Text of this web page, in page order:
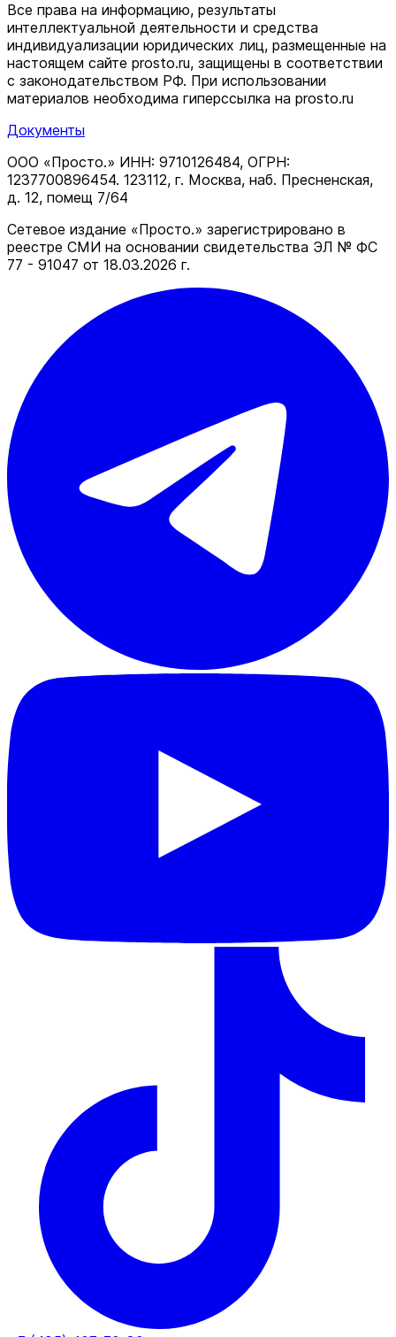
Все права на информацию, результаты
интеллектуальной деятельности и средства
индивидуализации юридических лиц, размещенные на
настоящем сайте prosto.ru, защищены в соответствии
c законодательством РФ. При использовании
материалов необходима гиперссылка на prosto.ru
Документы
ООО «Просто.» ИНН: 9710126484, ОГРН:
1237700896454. 123112, г. Москва, наб. Пресненская,
д. 12, помещ 7/64
Сетевое издание «Просто.» зарегистрировано в
реестре СМИ на основании свидетельства ЭЛ № ФС
77 - 91047 от 18.03.2026 г.